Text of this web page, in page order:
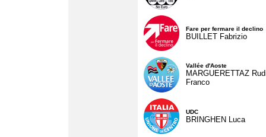
Fare per fermare il declino
BUILLET Fabrizio
Vallée d'Aoste
MARGUERETTAZ
Franco
UDC
BRINGHEN Luca